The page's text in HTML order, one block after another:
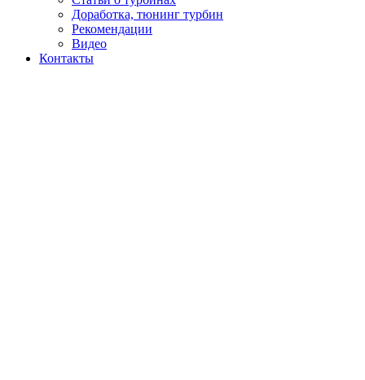
Доработка, тюнинг турбин
Рекомендации
Видео
Контакты